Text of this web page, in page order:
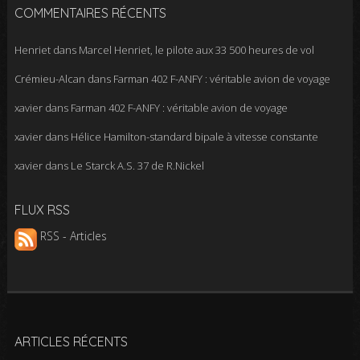
COMMENTAIRES RÉCENTS
Henrietdans Marcel Henriet, le pilote aux 33 500 heures de vol
Crémieu-Alcan dans Farman 402 F-ANFY : véritable avion de voyage
xavierdans Farman 402 F-ANFY : véritable avion de voyage
xavierdans Hélice Hamilton-standard bipale à vitesse constante
xavierdans Le Starck A.S. 37 de R.Nickel
FLUX RSS
RSS - Articles
ARTICLES RÉCENTS